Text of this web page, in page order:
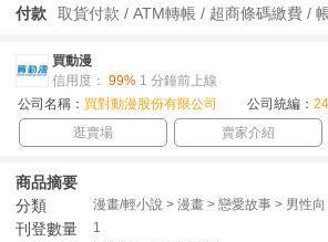
付款 取貨付款 / ATM轉帳 / 超商條碼繳費 /
買動漫
信用度： 99% 1 分鐘前上線
公司名稱： 買對動漫股份有限公司 公司統編：
逛賣場
賣家介紹
商品摘要
分類
漫畫/輕小說 > 漫畫 > 戀愛故事 > 男性向
刊登數量 1